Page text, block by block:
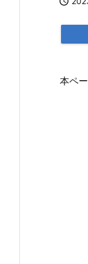
本ペ